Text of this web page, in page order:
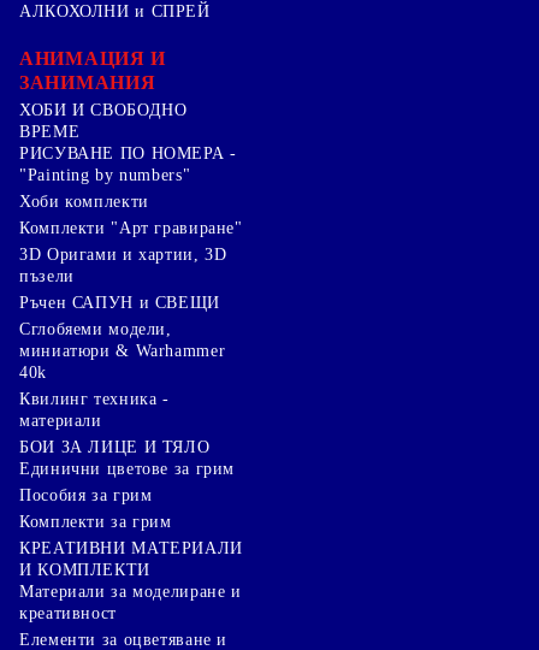
АЛКОХОЛНИ и СПРЕЙ
АНИМАЦИЯ И
ЗАНИМАНИЯ
ХОБИ И СВОБОДНО
ВРЕМЕ
РИСУВАНЕ ПО НОМЕРА -
"Painting by numbers"
Хоби комплекти
Комплекти "Арт гравиране"
3D Оригами и хартии, 3D
пъзели
Ръчен САПУН и СВЕЩИ
Сглобяеми модели,
миниатюри & Warhammer
40k
Квилинг техника -
материали
БОИ ЗА ЛИЦЕ И ТЯЛО
Единични цветове за грим
Пособия за грим
Комплекти за грим
КРЕАТИВНИ МАТЕРИАЛИ
И КОМПЛЕКТИ
Mатериали за моделиране и
креативност
Елементи за оцветяване и